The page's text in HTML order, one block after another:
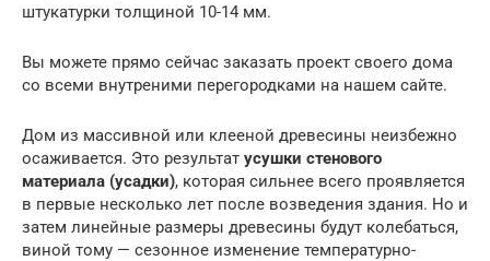
штукатурки толщиной 10-14 мм.
Вы можете прямо сейчас заказать проект своего дома
со всеми внутреними перегородками на нашем сайте.
Дом из массивной или клееной древесины неизбежно
осаживается. Это результат усушки стенового
материала (усадки), которая сильнее всего проявляется
в первые несколько лет после возведения здания. Но и
затем линейные размеры древесины будут колебаться,
виной тому — сезонное изменение температурно-